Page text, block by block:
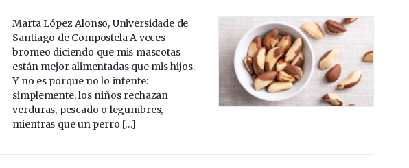
Marta López Alonso, Universidade de
Santiago de Compostela A veces
bromeo diciendo que mis mascotas
están mejor alimentadas que mis hijos.
Y no es porque no lo intente:
simplemente, los niños rechazan
verduras, pescado o legumbres,
mientras que un perro […]